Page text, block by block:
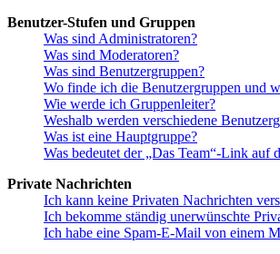
Benutzer-Stufen und Gruppen
Was sind Administratoren?
Was sind Moderatoren?
Was sind Benutzergruppen?
Wo finde ich die Benutzergruppen und
Wie werde ich Gruppenleiter?
Weshalb werden verschiedene
Was ist eine Hauptgruppe?
Was bedeutet der „Das Team“-Link auf
Private Nachrichten
Ich kann keine Privaten Nachrichten
Ich bekomme ständig unerwünschte
Ich habe eine Spam-E-Mail von einem